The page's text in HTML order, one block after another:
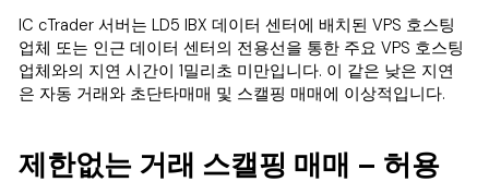
IC cTrader 서버는 LD5 IBX 데이터 센터에 배치된 VPS 호스팅
업체 또는 인근 데이터 센터의 전용선을 통한 주요 VPS 호스팅
업체와의 지연 시간이 1밀리초 미만입니다. 이 같은 낮은 지연
은 자동 거래와 초단타매매 및 스캘핑 매매에 이상적입니다.
제한없는 거래 스캘핑 매매 – 허용